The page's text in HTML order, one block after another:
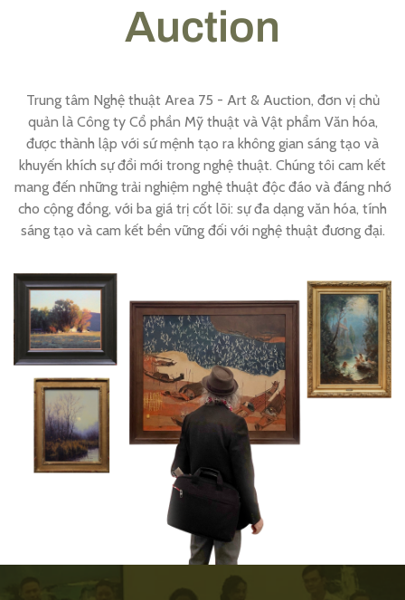
Auction
Trung tâm Nghệ thuật Area 75 - Art & Auction, đơn vị chủ
quản là Công ty Cổ phần Mỹ thuật và Vật phẩm Văn hóa,
được thành lập với sứ mệnh tạo ra không gian sáng tạo và
khuyến khích sự đổi mới trong nghệ thuật. Chúng tôi cam kết
mang đến những trải nghiệm nghệ thuật độc đáo và đáng nhớ
cho cộng đồng, với ba giá trị cốt lõi: sự đa dạng văn hóa, tính
sáng tạo và cam kết bền vững đối với nghệ thuật đương đại.